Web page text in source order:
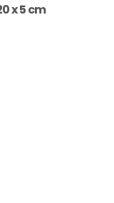
x 5 cm